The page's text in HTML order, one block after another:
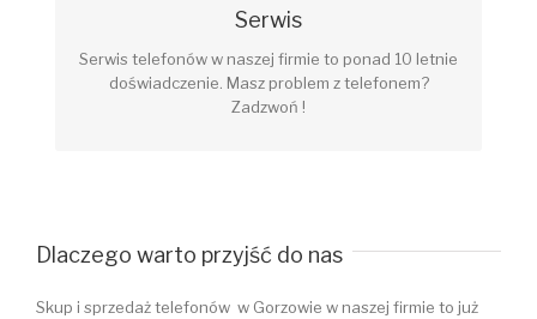
Serwis
Serwis telefonów w naszej firmie to ponad 10 letnie
doświadczenie. Masz problem z telefonem?
Zadzwoń !
Uszkodzenia elektroniczne, mechaniczne, po
Dlaczego warto przyjść do nas
Skup i sprzedaż telefonów w Gorzowie w naszej firmie to już